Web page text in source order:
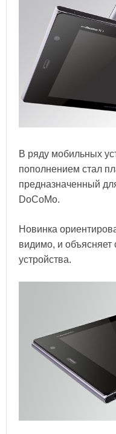
В ряду мобильных
пополнением стал
предназначенный
DoCoMo.
Новинка
видимо, и объясняет
устройства.